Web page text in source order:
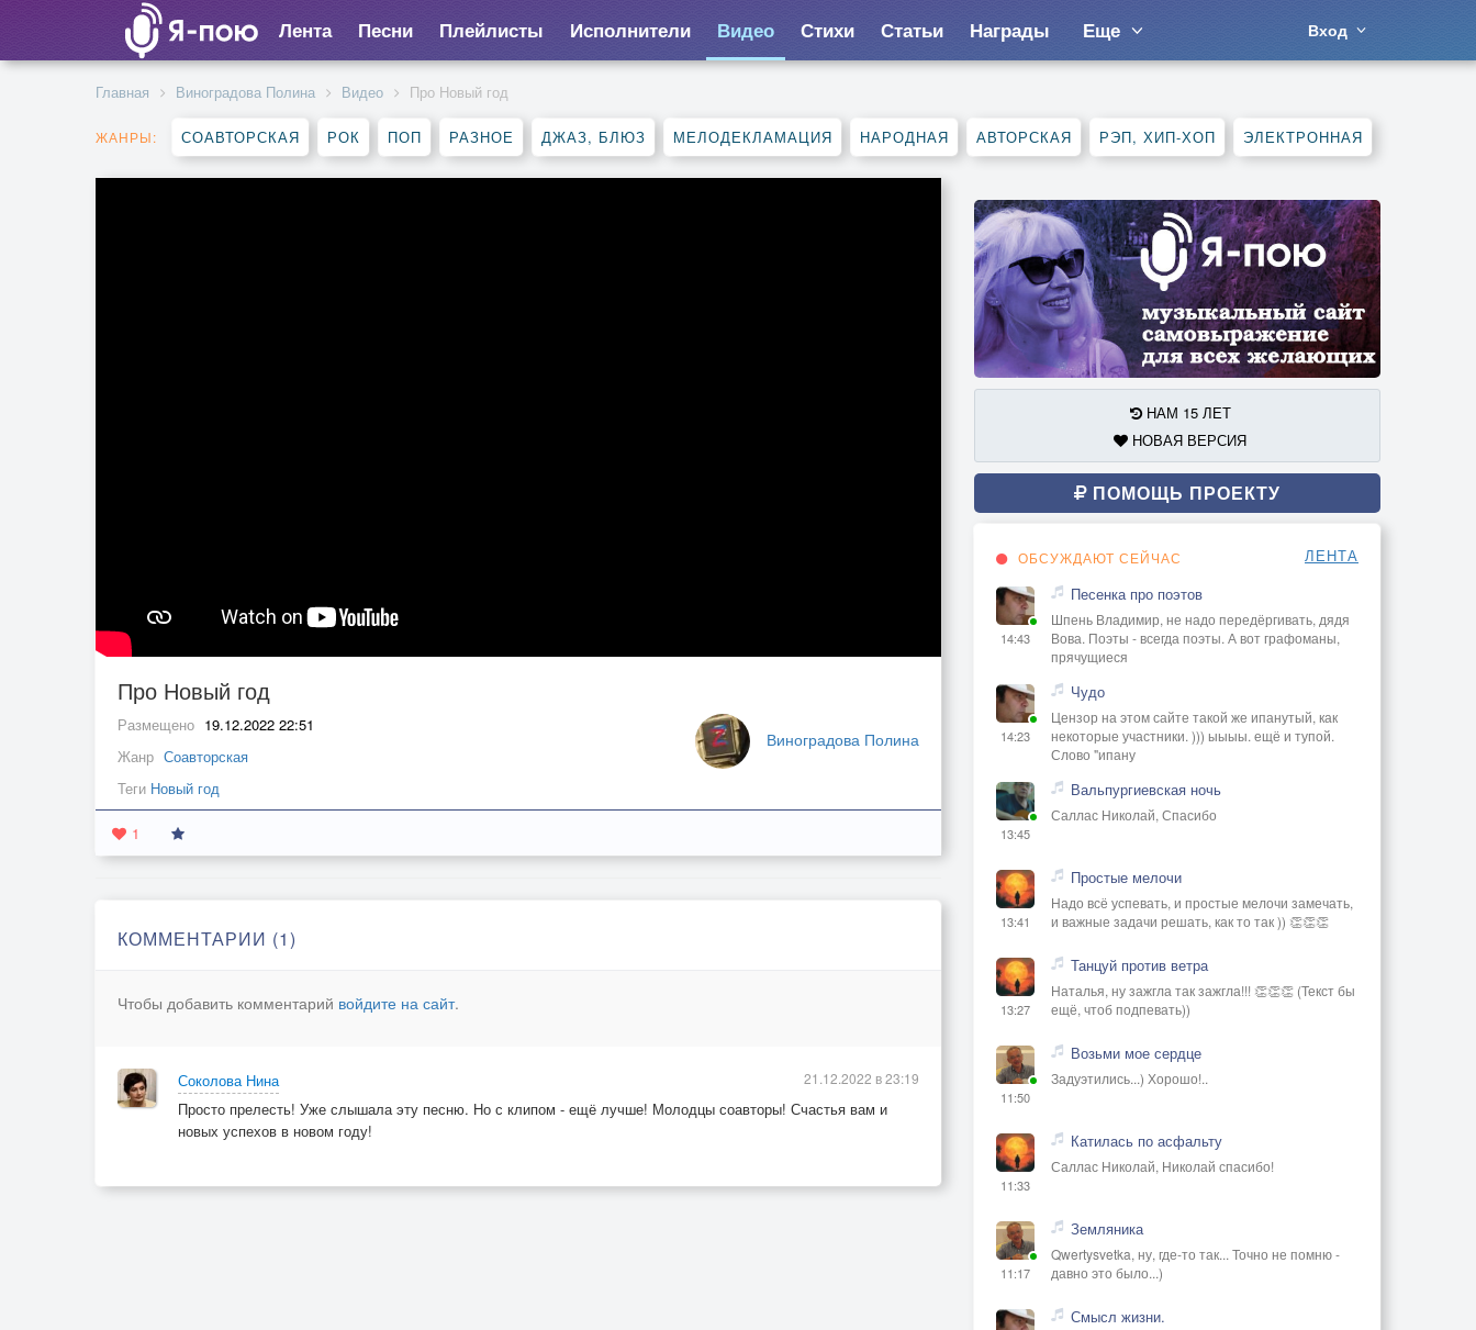
Лента Песни Плейлисты Исполнители Видео Стихи Статьи Награды Еще Вход
Главная Виноградова Полина Видео Про Новый год
ЖАНРЫ: СОАВТОРСКАЯ РОК ПОП РАЗНОЕ ДЖАЗ, БЛЮЗ МЕЛОДЕКЛАМАЦИЯ НАРОДНАЯ АВТОРСКАЯ РЭП, ХИП-ХОП ЭЛЕКТРОННАЯ
Про Новый год
Виноградова Полина
Размещено 19.12.2022 22:51
Жанр Соавторская
Теги Новый год
1
КОММЕНТАРИИ (1)
Чтобы добавить комментарий войдите на сайт.
Соколова Нина
Просто прелесть! Уже слышала эту песню. Но с клипом - ещё лучше! Молодцы соавторы! Счастья вам и
новых успехов в новом году!
21.12.2022 в 23:19
НАМ 15 ЛЕТ
НОВАЯ ВЕРСИЯ
ПОМОЩЬ ПРОЕКТУ
ОБСУЖДАЮТ СЕЙЧАС ЛЕНТА
14:43
Песенка про поэтов
Шпень Владимир, не надо передёргивать, дядя
Вова. Поэты - всегда поэты. А вот графоманы,
прячущиеся
14:23
Чудо
Цензор на этом сайте такой же ипанутый, как
некоторые участники. ))) ыыыы. ещё и тупой.
Слово "ипану
13:45
Вальпургиевская ночь
Саллас Николай, Спасибо
13:41
Простые мелочи
Надо всё успевать, и простые мелочи замечать,
и важные задачи решать, как то так )) 👏👏👏
13:27
Танцуй против ветра
Наталья, ну зажгла так зажгла!!! 👏👏👏 (Текст бы
ещё, чтоб подпевать))
11:50
Возьми мое сердце
Задуэтились...) Хорошо!..
11:33
Катилась по асфальту
Саллас Николай, Николай спасибо!
11:17
Земляника
Qwertysvetka, ну, где-то так... Точно не помню -
давно это было...)
Смысл жизни.